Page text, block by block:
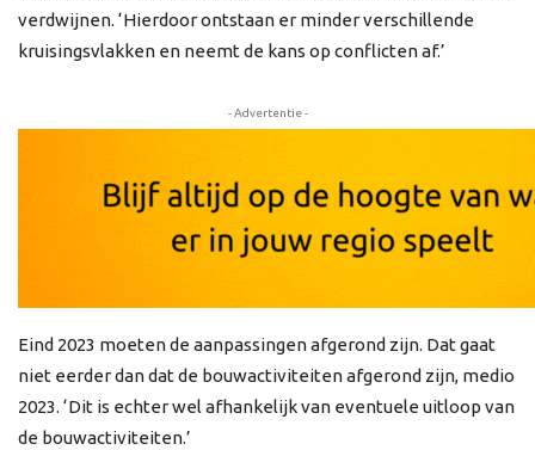
verdwijnen. ‘Hierdoor ontstaan er minder verschillende
kruisingsvlakken en neemt de kans op conflicten af.’
- Advertentie -
Eind 2023 moeten de aanpassingen afgerond zijn. Dat gaat
niet eerder dan dat de bouwactiviteiten afgerond zijn, medio
2023. ‘Dit is echter wel afhankelijk van eventuele uitloop van
de bouwactiviteiten.’